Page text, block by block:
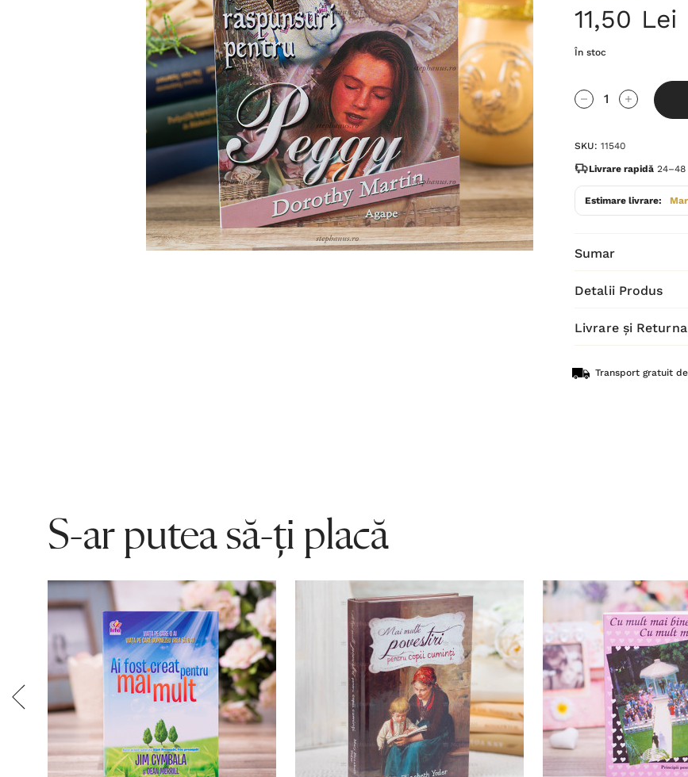
11,50 Lei
În stoc
Grăbește-
te!
curent
este:
Cantitate scăzută:
Cantitate
SKU: 11540
Livrare rapidă 24–48
Estimare livrare:
Sumar
Detalii Produs
Livrare și
Transport gratuit
S-ar putea să-ți placă